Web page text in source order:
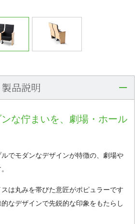
製品説明
な佇まいを、劇場・ホール
でモダンなデザインが特徴の、劇場や
は丸みを帯びた意匠がポピュラーです
なデザインで先鋭的な印象をもたらし